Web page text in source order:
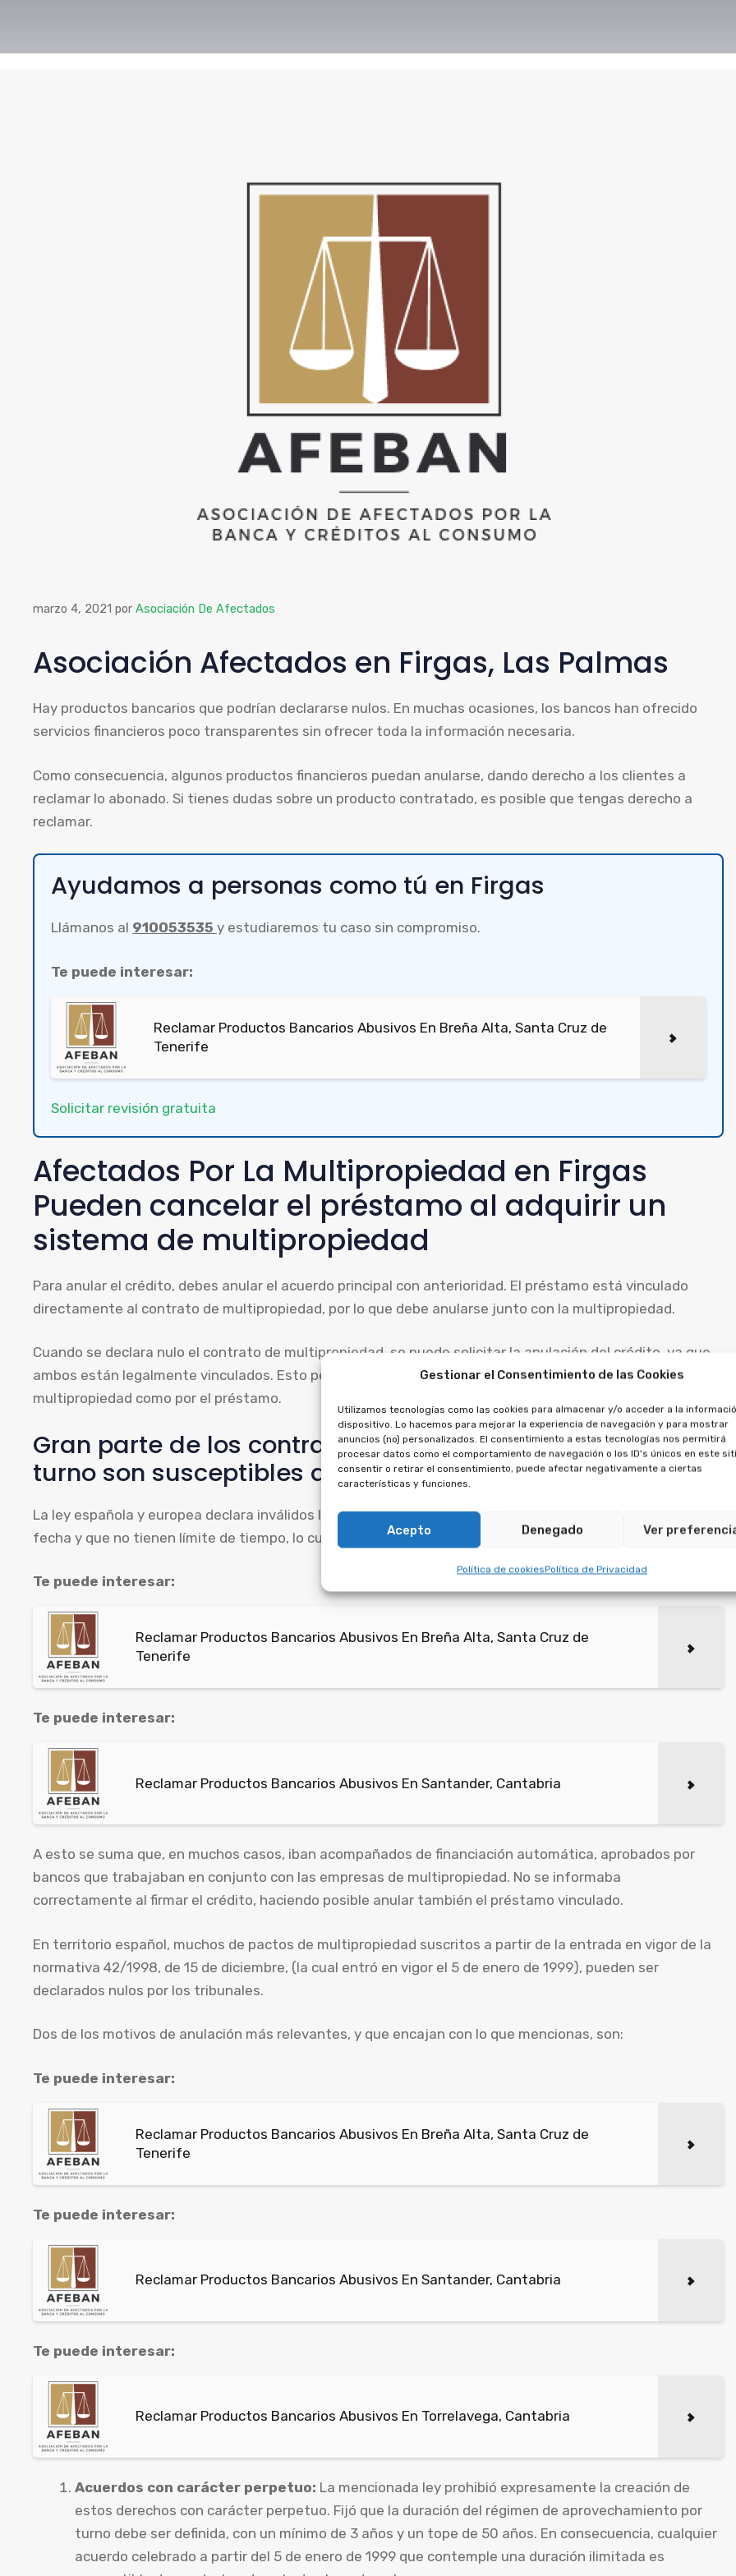
Gestionar el Consentimiento de las Cookies
Utilizamos tecnologías como las cookies para almacenar y/o acceder a la
dispositivo. Lo hacemos para mejorar la experiencia de navegación y para mostrar
anuncios (no) personalizados. El consentimiento a estas tecnologías nos permitirá
procesar datos como el comportamiento de navegación o los ID's únicos en este
consentir o retirar el consentimiento, puede afectar negativamente a ciertas
características y funciones.
Acepto Denegado Ver
Política de cookiesPolítica de Privacidad
marzo 4, 2021 por Asociación De Afectados
Asociación Afectados en Firgas, Las Palmas
Hay productos bancarios que podrían declararse nulos. En muchas ocasiones, los bancos han ofrecido
servicios financieros poco transparentes sin ofrecer toda la información necesaria.
Como consecuencia, algunos productos financieros puedan anularse, dando derecho a los clientes a
reclamar lo abonado. Si tienes dudas sobre un producto contratado, es posible que tengas derecho a
reclamar.
Ayudamos a personas como tú en Firgas
Llámanos al 910053535 y estudiaremos tu caso sin compromiso.
Te puede interesar:
Reclamar Productos Bancarios Abusivos En Breña Alta, Santa Cruz de
Tenerife
Solicitar revisión gratuita
Afectados Por La Multipropiedad en Firgas
Pueden cancelar el préstamo al adquirir un
sistema de multipropiedad
Para anular el crédito, debes anular el acuerdo principal con anterioridad. El préstamo está vinculado
directamente al contrato de multipropiedad, por lo que debe anularse junto con la multipropiedad.
Cuando se declara nulo el contrato de multipropiedad, se puede solicitar la anulación del crédito, ya que
ambos están legalmente vinculados. Esto permite reclamar el dinero abonado, tanto por la
multipropiedad como por el préstamo.
Gran parte de los contratos de aprovechamiento por
turno son susceptibles de nulidad.
La ley española y europea declara inválidos los contratos de multipropiedad suscritos después de dicha
fecha y que no tienen límite de tiempo, lo cual es contrario a derecho.
Te puede interesar:
Reclamar Productos Bancarios Abusivos En Breña Alta, Santa Cruz de
Tenerife
Te puede interesar:
Reclamar Productos Bancarios Abusivos En Santander, Cantabria
A esto se suma que, en muchos casos, iban acompañados de financiación automática, aprobados por
bancos que trabajaban en conjunto con las empresas de multipropiedad. No se informaba
correctamente al firmar el crédito, haciendo posible anular también el préstamo vinculado.
En territorio español, muchos de pactos de multipropiedad suscritos a partir de la entrada en vigor de la
normativa 42/1998, de 15 de diciembre, (la cual entró en vigor el 5 de enero de 1999), pueden ser
declarados nulos por los tribunales.
Dos de los motivos de anulación más relevantes, y que encajan con lo que mencionas, son:
Te puede interesar:
Reclamar Productos Bancarios Abusivos En Breña Alta, Santa Cruz de
Tenerife
Te puede interesar:
Reclamar Productos Bancarios Abusivos En Santander, Cantabria
Te puede interesar:
Reclamar Productos Bancarios Abusivos En Torrelavega, Cantabria
Acuerdos con carácter perpetuo: La mencionada ley prohibió expresamente la creación de
estos derechos con carácter perpetuo. Fijó que la duración del régimen de aprovechamiento por
turno debe ser definida, con un mínimo de 3 años y un tope de 50 años. En consecuencia, cualquier
acuerdo celebrado a partir del 5 de enero de 1999 que contemple una duración ilimitada es